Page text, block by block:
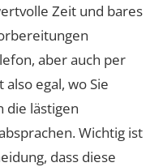
Zeit und bares
aber auch per
egal, wo Sie
die lästigen
Wichtig ist
dass diese